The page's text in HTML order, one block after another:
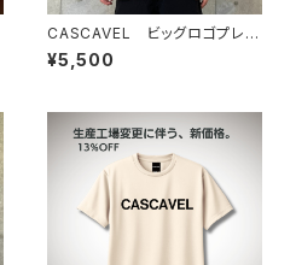
CASCAVEL ビッグロゴプレミ
アムボックスTEE ダークチョコ
レート
¥5,500